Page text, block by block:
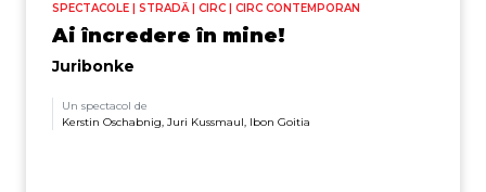
SPECTACOLE | STRADĂ | CIRC | CIRC CONTEMPORAN
Ai încredere în mine!
Juribonke
Un spectacol de
Kerstin Oschabnig, Juri Kussmaul, Ibon Goitia